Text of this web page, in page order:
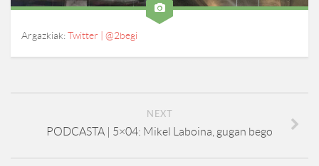
Argazkiak:Twitter | @2begi
NEXT
PODCASTA | 5×04: Mikel Laboina, gugan bego